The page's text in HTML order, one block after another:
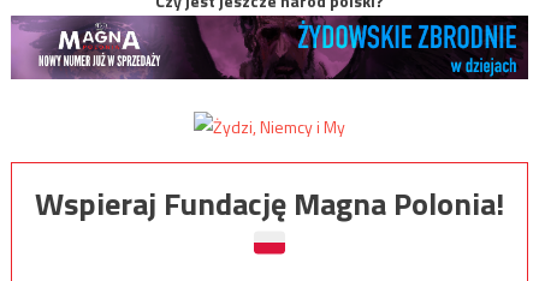
Wspieraj Fundację Magna Polonia!